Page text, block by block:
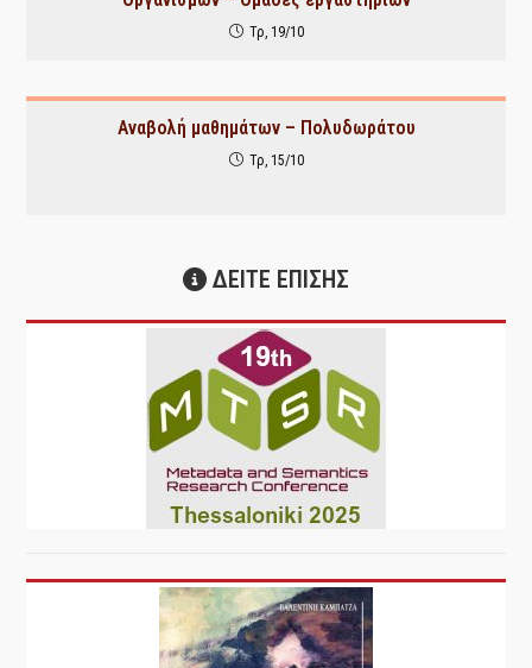
Τρ, 19/10
Αναβολή μαθημάτων – Πολυδωράτου
Τρ, 15/10
ΔΕΙΤΕ ΕΠΙΣΗΣ